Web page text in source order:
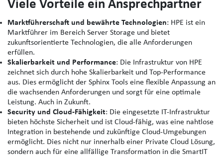
Viele Vorteile ein Ansprechpartner
Marktführerschaft und bewährte Technologien: HPE ist ein
Marktführer im Bereich Server Storage und bietet
zukunftsorientierte Technologien, die alle Anforderungen
erfüllen.
Skalierbarkeit und Performance: Die Infrastruktur von HPE
zeichnet sich durch hohe Skalierbarkeit und Top-Performance
aus. Dies ermöglicht der Sphinx Tools eine flexible Anpassung an
die wachsenden Anforderungen und sorgt für eine optimale
Leistung. Auch in Zukunft.
Security und Cloud-Fähigkeit: Die eingesetzte IT-Infrastruktur
bieten höchste Sicherheit und ist Cloud-fähig, was eine nahtlose
Integration in bestehende und zukünftige Cloud-Umgebungen
ermöglicht. Dies nicht nur innerhalb einer Private Cloud Lösung,
sondern auch für eine allfällige Transformation in die SmartIT